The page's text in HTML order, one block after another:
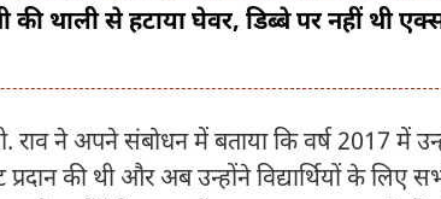
थाली से हटाया घेवर, डिब्बे पर नहीं थी
राव ने अपने संबोधन में बताया कि वर्ष 2017 में
की थी और अब उन्होंने विद्यार्थियों के लिए